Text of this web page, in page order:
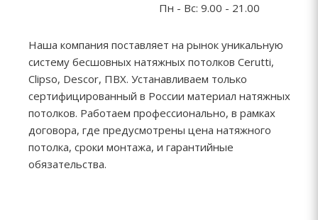
Пн - Вс: 9.00 - 21.00
Наша компания поставляет на рынок уникальную
систему бесшовных натяжных потолков Сerutti,
Clipso, Descor, ПВХ. Устанавливаем только
сертифицированный в России материал натяжных
потолков. Работаем профессионально, в рамках
договора, где предусмотрены цена натяжного
потолка, сроки монтажа, и гарантийные
обязательства.